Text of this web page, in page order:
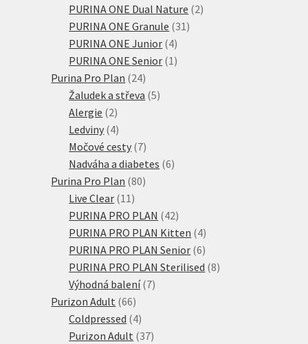
produktů
PURINA ONE Dual Nature 22
PURINA ONE Granule 31 31
PURINA ONE Junior 44
produkty
PURINA ONE Senior 1 1
Purina Pro Plan 2424
produktů
Žaludek a střeva 55
Alergie 22
produkty
Ledviny 44
produkty
Močové cesty 77
produktů
Nadváha a diabetes 66
Purina Pro Plan 8080
Live Clear 11 11
produktů
PURINA PRO PLAN 4242
produktů
PURINA PRO PLAN Kitten 44
produkty
PURINA PRO PLAN Senior 66
produktů
PURINA PRO PLAN Sterilised 88
Výhodná balení 77
Purizon Adult 6666
produktů
Coldpressed 44
produkty
Purizon Adult 3737